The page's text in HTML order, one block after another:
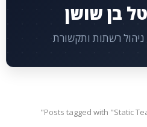
בן שושן
Posts tagged with "Static